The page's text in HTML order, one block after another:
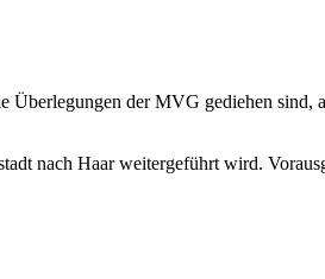
der MVG gediehen sind,
nach Haar weitergeführt wird.